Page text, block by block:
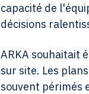
capacité de
décisions
ARKA souhaitait
sur site. Les
souvent périmés